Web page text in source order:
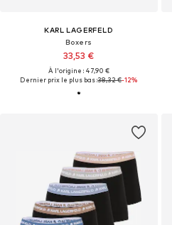
KARL LAGERFELD
Boxers
33,53 €
À l'origine : 47,90 €
Dernier prix le plus bas :38,32 €-12%